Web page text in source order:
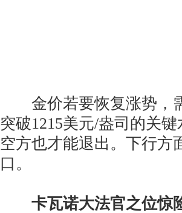
金价若要恢复涨势，
突破1215美元/盎司的关
空方也才能退出。下行方
口。
卡瓦诺大法官之位惊